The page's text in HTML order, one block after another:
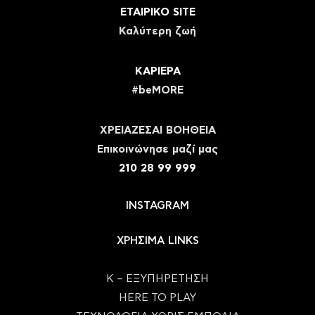
ΕΤΑΙΡΙΚΟ SITE
Καλύτερη ζωή
ΚΑΡΙΕΡΑ
#beMORE
ΧΡΕΙΑΖΕΣΑΙ ΒΟΗΘΕΙΑ
Eπικοινώνησε μαζί μας
210 28 99 999
INSTAGRAM
ΧΡΗΣΙΜΑ LINKS
Κ – ΕΞΥΠΗΡΕΤΗΣΗ
HERE TO PLAY